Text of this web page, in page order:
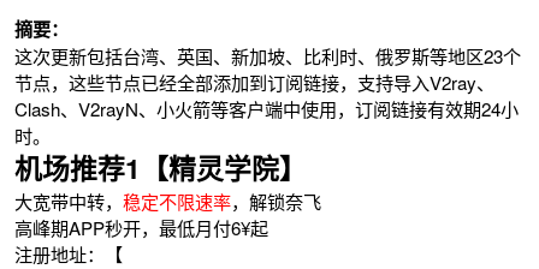
摘要：
这次更新包括台湾、英国、新加坡、比利时、俄罗斯等地区23个
节点，这些节点已经全部添加到订阅链接，支持导入V2ray、
Clash、V2rayN、小火箭等客户端中使用，订阅链接有效期24小
时。
机场推荐1【精灵学院】
大宽带中转，稳定不限速率，解锁奈飞
高峰期APP秒开，最低月付6¥起
注册地址：【